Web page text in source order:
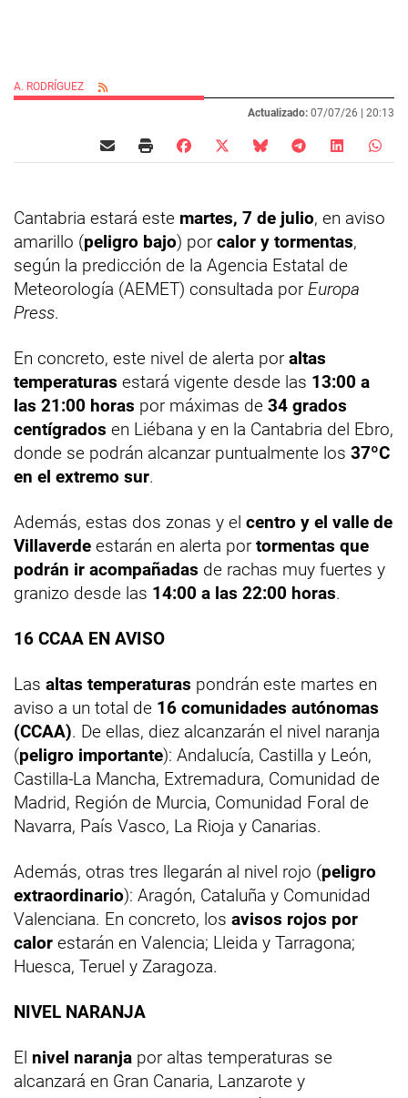
A. RODRÍGUEZ
Actualizado: 07/07/26 | 20:13
Cantabria estará este martes, 7 de julio, en aviso
amarillo (peligro bajo) por calor y tormentas,
según la predicción de la Agencia Estatal de
Meteorología (AEMET) consultada por Europa
Press.
En concreto, este nivel de alerta por altas
temperaturas estará vigente desde las 13:00 a
las 21:00 horas por máximas de 34 grados
centígrados en Liébana y en la Cantabria del Ebro,
donde se podrán alcanzar puntualmente los 37ºC
en el extremo sur.
Además, estas dos zonas y el centro y el valle de
Villaverde estarán en alerta por tormentas que
podrán ir acompañadas de rachas muy fuertes y
granizo desde las 14:00 a las 22:00 horas.
16 CCAA EN AVISO
Las altas temperaturas pondrán este martes en
aviso a un total de 16 comunidades autónomas
(CCAA). De ellas, diez alcanzarán el nivel naranja
(peligro importante): Andalucía, Castilla y León,
Castilla-La Mancha, Extremadura, Comunidad de
Madrid, Región de Murcia, Comunidad Foral de
Navarra, País Vasco, La Rioja y Canarias.
Además, otras tres llegarán al nivel rojo (peligro
extraordinario): Aragón, Cataluña y Comunidad
Valenciana. En concreto, los avisos rojos por
calor estarán en Valencia; Lleida y Tarragona;
Huesca, Teruel y Zaragoza.
NIVEL NARANJA
El nivel naranja por altas temperaturas se
alcanzará en Gran Canaria, Lanzarote y